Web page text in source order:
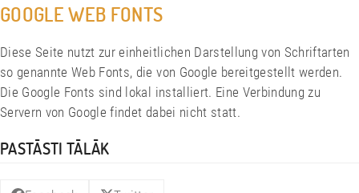
GOOGLE WEB FONTS
Diese Seite nutzt zur einheitlichen Darstellung von Schriftarten
so genannte Web Fonts, die von Google bereitgestellt werden.
Die Google Fonts sind lokal installiert. Eine Verbindung zu
Servern von Google findet dabei nicht statt.
PASTĀSTI TĀLĀK